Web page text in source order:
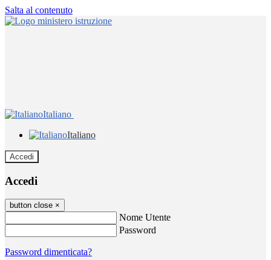
Salta al contenuto
Italiano
Italiano
Accedi
Accedi
button close ×
Nome Utente
Password
Password dimenticata?